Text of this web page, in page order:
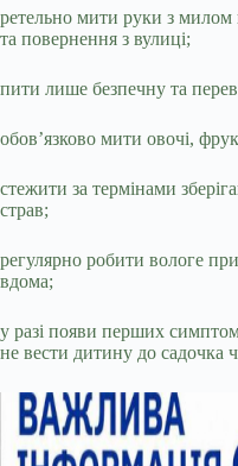
ретельно мити руки з милом
та повернення з вулиці;
пити лише безпечну та
обов’язково мити овочі,
стежити за термінами
страв;
регулярно робити вологе
вдома;
у разі появи перших
не вести дитину до садочка